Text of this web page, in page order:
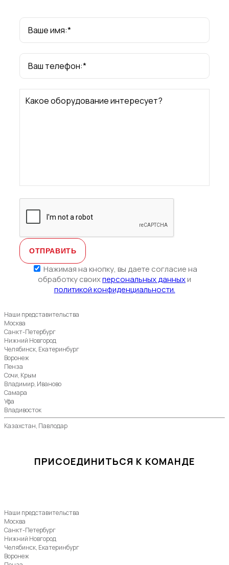
Ваше имя:*
Ваш телефон:*
Какое оборудование интересует?
Нажимая на кнопку, вы даете согласие на
обработку своихперсональных данныхи
политикой конфиденциальности.
Наши представительства
Москва
Санкт-Петербург
Нижний Новгород
Челябинск, Екатеринбург
Воронеж
Пенза
Сочи, Крым
Владимир, Иваново
Самара
Уфа
Владивосток
Казахстан, Павлодар
ПРИСОЕДИНИТЬСЯ К КОМАНДЕ
Наши представительства
Москва
Санкт-Петербург
Нижний Новгород
Челябинск, Екатеринбург
Воронеж